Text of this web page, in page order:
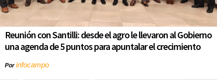
Reunión con Santilli: desde el agro le llevaron al Gobierno
una agenda de 5 puntos para apuntalar el crecimiento
Porinfocampo